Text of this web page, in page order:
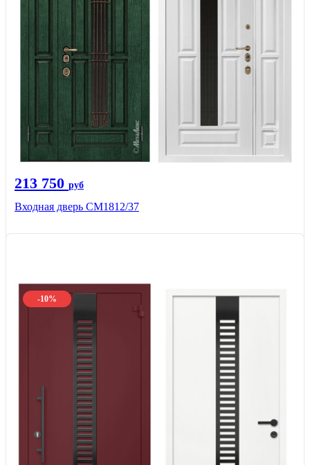
213 750 руб
Входная дверь СМ1812/37
-10%